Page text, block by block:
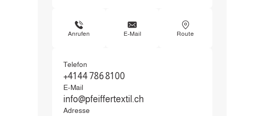
Anrufen E-Mail Route
Telefon
+41 44 786 81 00
E-Mail
info@pfeiffertextil.ch
Adresse